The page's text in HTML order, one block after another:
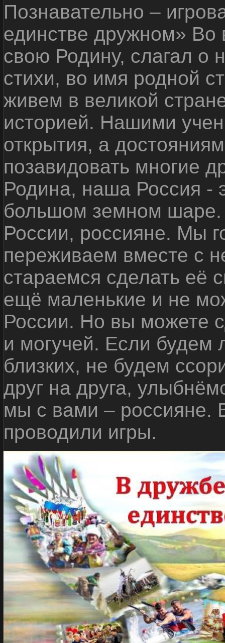
Познавательно –
единстве дружном»
свою Родину, слагал о
стихи, во имя родной
живем в великой
историей. Нашими
открытия, а
позавидовать многие
Родина, наша Россия -
большом земном
России, россияне. Мы
переживаем вместе с
стараемся сделать её
ещё маленькие и не
России. Но вы можете
и могучей. Если будем
близких, не будем
друг на друга,
мы с вами – россияне.
проводили игры.